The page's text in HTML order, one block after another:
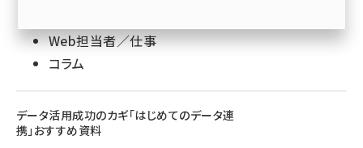
Web担当者／仕事
コラム
データ活用成功のカギ「はじめてのデータ連
携」おすすめ資料